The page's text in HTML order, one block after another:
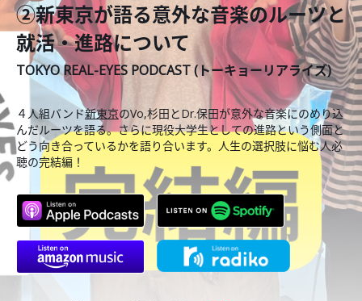
②新東京が語る意外な音楽のルーツと
就活・進路について
TOKYO REAL-EYES PODCAST (トーキョーリアライズ)
４人組バンド新東京のVo,杉田とDr.保田が意外な音楽にのめり込
んだルーツを語る。さらに現役大学生としての進路という側面と
どう向き合っているかを語り合います。人生の選択肢に悩む人必
聴の完結編！